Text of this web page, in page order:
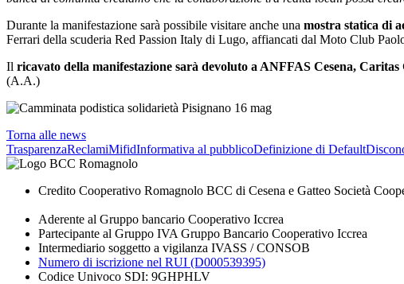
Durante la manifestazione sarà possibile visitare anche una mostra statica di
Ferrari della scuderia Red Passion Italy di Lugo, affiancati dal Moto Club
Il ricavato della manifestazione sarà devoluto a ANFFAS Cesena,
(A.A.)
Torna alle news
TrasparenzaReclamiMifidInformativa al pubblicoDefinizione di Default
Credito Cooperativo Romagnolo BCC di Cesena e Gatteo Società
Aderente al Gruppo bancario Cooperativo Iccrea
Partecipante al Gruppo IVA Gruppo Bancario Cooperativo Iccrea
Intermediario soggetto a vigilanza IVASS / CONSOB
Numero di iscrizione nel RUI (D000539395)
Codice Univoco SDI: 9GHPHLV